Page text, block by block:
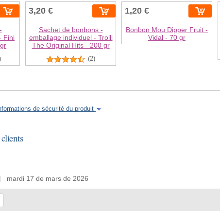
Fini
3,20 €
Sachet de bonbons -
emballage individuel - Trolli
The Original Hits - 200 gr
(2)
1,20 €
Bonbon Mou Dipper Fruit -
Vidal - 70 gr
de sécurité du produit
17 de mars de 2026